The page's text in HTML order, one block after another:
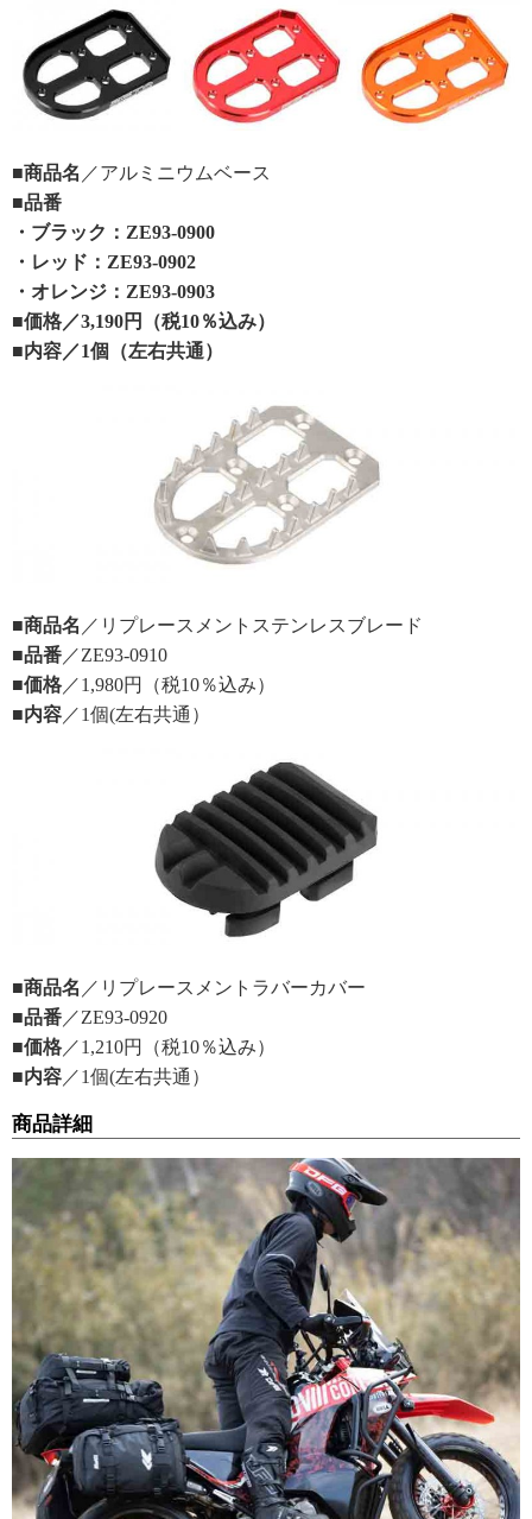
■商品名 ／アルミニウムベース
■品番
・ブラック：ZE93-0900
・レッド：ZE93-0902
・オレンジ：ZE93-0903
■価格／3,190円（税10％込み）
■内容／1個（左右共通）
■商品名 ／リプレースメントステンレスブレード
■品番 ／ZE93-0910
■価格 ／1,980円（税10％込み）
■内容 ／1個(左右共通）
■商品名 ／リプレースメントラバーカバー
■品番 ／ZE93-0920
■価格 ／1,210円（税10％込み）
■内容 ／1個(左右共通）
商品詳細